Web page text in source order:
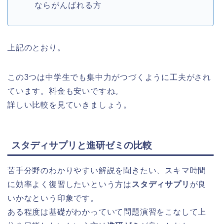
ならがんばれる方
上記のとおり。
この3つは中学生でも集中力がつづくように工夫がされ
ています。料金も安いですね。
詳しい比較を見ていきましょう。
スタディサプリと進研ゼミの比較
苦手分野のわかりやすい解説を聞きたい、スキマ時間
に効率よく復習したいという方は スタディサプリ が良
いかなという印象です。
ある程度は基礎がわかっていて問題演習をこなして上